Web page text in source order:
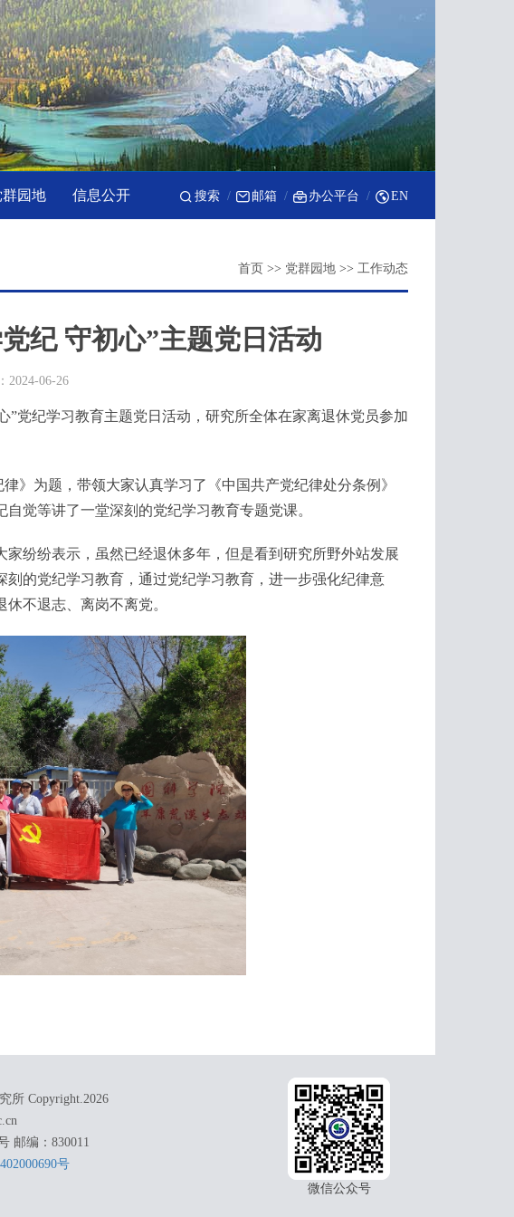
群园地 信息公开 搜索 邮箱 办公平台 EN
首页 >> 党群园地 >> 工作动态
纪 守初心”主题党日活动
2024-06-26
”党纪学习教育主题党日活动，研究所全体在家离退休党员参加
》为题，带领大家认真学习了《中国共产党纪律处分条例》
觉等讲了一堂深刻的党纪学习教育专题党课。
纷纷表示，虽然已经退休多年，但是看到研究所野外站发展
的党纪学习教育，通过党纪学习教育，进一步强化纪律意
不退志、离岗不离党。
所 Copyright.2026
邮编：830011
号
微信公众号